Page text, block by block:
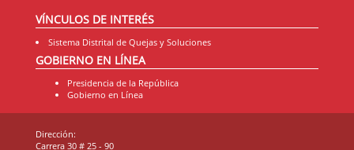
VÍNCULOS DE INTERÉS
Sistema Distrital de Quejas y Soluciones
GOBIERNO EN LÍNEA
Presidencia de la República
Gobierno en Línea
Dirección:
Carrera 30 # 25 - 90